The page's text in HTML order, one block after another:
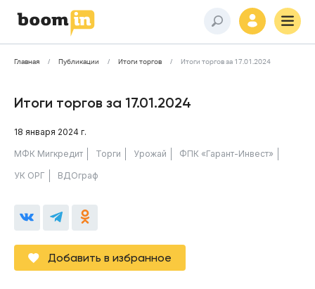
Главная Публикации Итоги торгов Итоги торгов за 17.01.2024
Итоги торгов за 17.01.2024
18 января 2024 г.
МФК Мигкредит Торги Урожай ФПК «Гарант-Инвест»
УК ОРГ ВДОграф
Добавить в избранное